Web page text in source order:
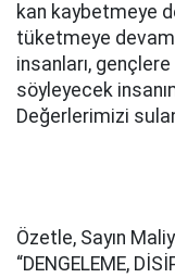
kan kaybetmeye
tüketmeye devam
insanları,
söyleyecek
Değerlerimizi
Özetle, Sayın
“DENGELEME,